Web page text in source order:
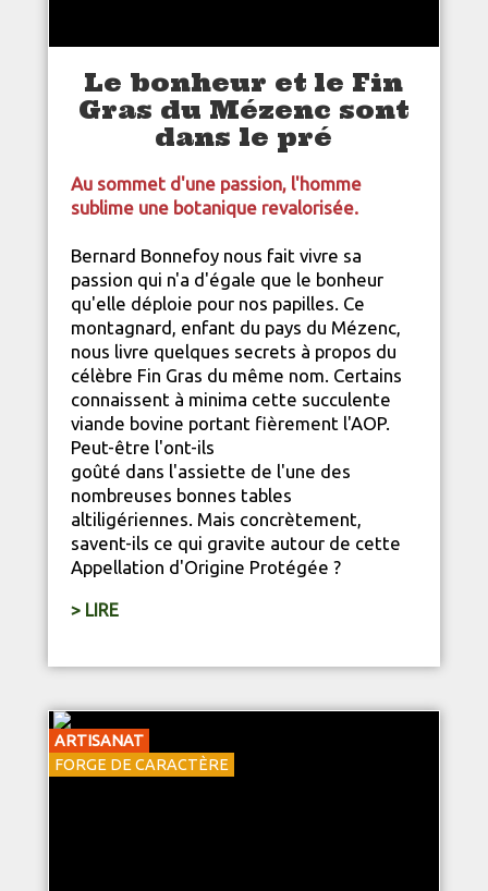
Le bonheur et le Fin
Gras du Mézenc sont
dans le pré
Au sommet d'une passion, l'homme
sublime une botanique revalorisée.
Bernard Bonnefoy nous fait vivre sa
passion qui n'a d'égale que le bonheur
qu'elle déploie pour nos papilles. Ce
montagnard, enfant du pays du Mézenc,
nous livre quelques secrets à propos du
célèbre Fin Gras du même nom. Certains
connaissent à minima cette succulente
viande bovine portant fièrement l'AOP.
Peut-être l'ont-ils
goûté dans l'assiette de l'une des
nombreuses bonnes tables
altiligériennes. Mais concrètement,
savent-ils ce qui gravite autour de cette
Appellation d'Origine Protégée ?
> LIRE
ARTISANAT
FORGE DE CARACTÈRE